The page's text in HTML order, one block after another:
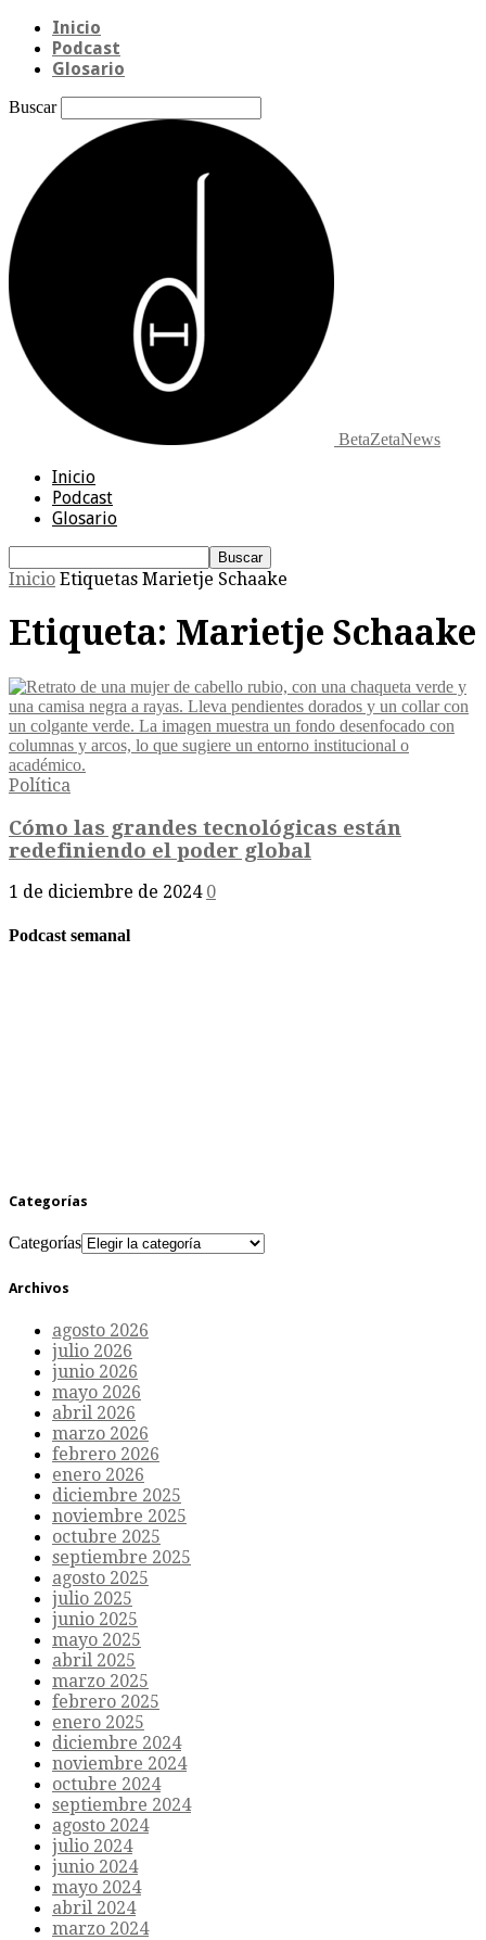
Inicio
Podcast
Glosario
Buscar
BetaZetaNews
Inicio
Podcast
Glosario
Inicio Etiquetas Marietje Schaake
Etiqueta: Marietje Schaake
Política
Cómo las grandes tecnológicas están
redefiniendo el poder global
1 de diciembre de 2024 0
Podcast semanal
Categorías
Categorías
Archivos
agosto 2026
julio 2026
junio 2026
mayo 2026
abril 2026
marzo 2026
febrero 2026
enero 2026
diciembre 2025
noviembre 2025
octubre 2025
septiembre 2025
agosto 2025
julio 2025
junio 2025
mayo 2025
abril 2025
marzo 2025
febrero 2025
enero 2025
diciembre 2024
noviembre 2024
octubre 2024
septiembre 2024
agosto 2024
julio 2024
junio 2024
mayo 2024
abril 2024
marzo 2024